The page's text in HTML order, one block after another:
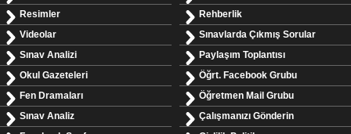
Resimler
Videolar
Sınav Analizi
Okul Gazeteleri
Fen Dramaları
Sınav Analiz
Rehberlik
Sınavlarda Çıkmış Sorular
Paylaşım Toplantısı
Öğrt. Facebook Grubu
Öğretmen Mail Grubu
Çalışmanızı Gönderin